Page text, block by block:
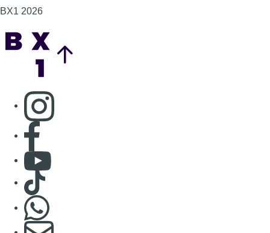
S'abonner à notre newsletter
Connaître BX1
Publicité
Offres d'emploi
Contact
Mentions légales
Politique de cookies (UE)
Gérer les cookies